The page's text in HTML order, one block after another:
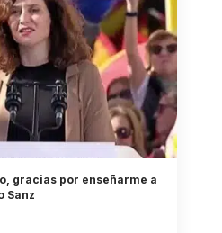
gracias por enseñarme a
Sanz